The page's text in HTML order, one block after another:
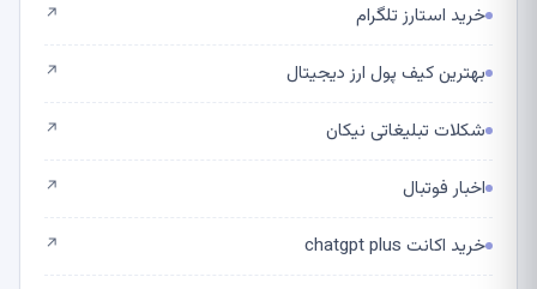
خرید استارز تلگرام ↗
بهترین کیف پول ارز دیجیتال ↗
شکلات تبلیغاتی نیکان ↗
اخبار فوتبال ↗
خرید اکانت chatgpt plus ↗